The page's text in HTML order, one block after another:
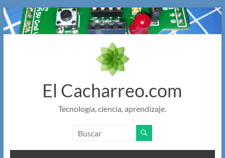
Saltar
al
contenido
El Cacharreo.com
Tecnología, ciencia, aprendizaje.